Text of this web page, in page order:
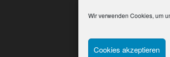
Wir verwenden Cookies, um
Cookies akzeptieren